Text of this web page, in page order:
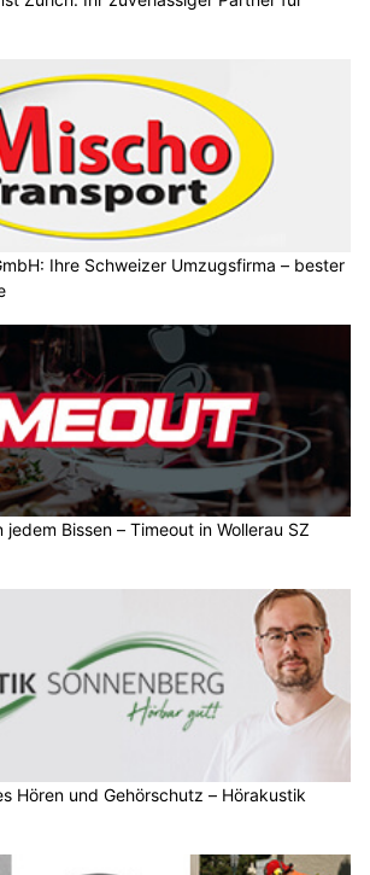
Ihre Schweizer Umzugsfirma – bester
jedem Bissen – Timeout in Wollerau SZ
Hören und Gehörschutz – Hörakustik